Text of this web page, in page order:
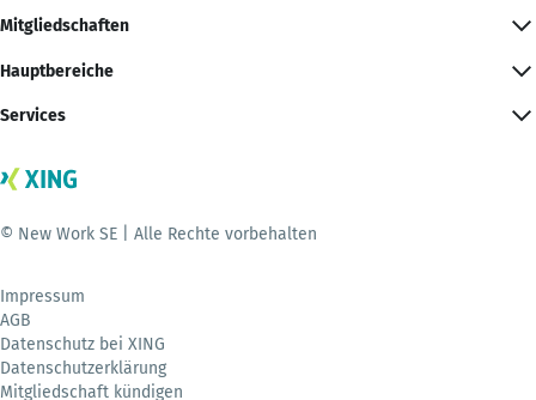
Mitgliedschaften
Hauptbereiche
Services
© New Work SE | Alle Rechte vorbehalten
Impressum
AGB
Datenschutz bei XING
Datenschutzerklärung
Mitgliedschaft kündigen